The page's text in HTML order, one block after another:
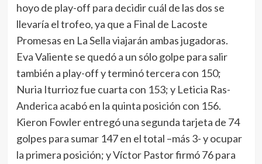
hoyo de play-off para decidir cuál de las dos se
llevaría el trofeo, ya que a Final de Lacoste
Promesas en La Sella viajarán ambas jugadoras.
Eva Valiente se quedó a un sólo golpe para salir
también a play-off y terminó tercera con 150;
Nuria Iturrioz fue cuarta con 153; y Leticia Ras-
Anderica acabó en la quinta posición con 156.
Kieron Fowler entregó una segunda tarjeta de 74
golpes para sumar 147 en el total –más 3- y ocupar
la primera posición; y Víctor Pastor firmó 76 para